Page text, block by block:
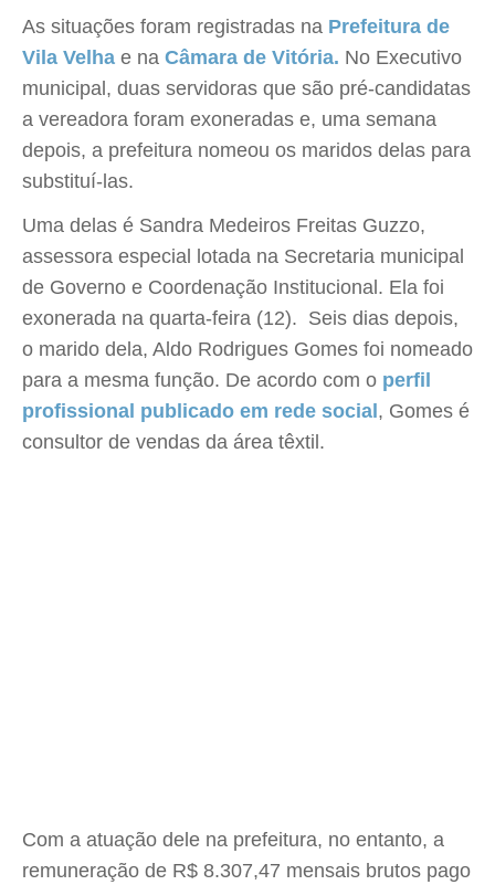
As situações foram registradas na Prefeitura de
Vila Velha e na Câmara de Vitória. No Executivo
municipal, duas servidoras que são pré-candidatas
a vereadora foram exoneradas e, uma semana
depois, a prefeitura nomeou os maridos delas para
substituí-las.
Uma delas é Sandra Medeiros Freitas Guzzo,
assessora especial lotada na Secretaria municipal
de Governo e Coordenação Institucional. Ela foi
exonerada na quarta-feira (12). Seis dias depois,
o marido dela, Aldo Rodrigues Gomes foi nomeado
para a mesma função. De acordo com o perfil
profissional publicado em rede social , Gomes é
consultor de vendas da área têxtil.
Com a atuação dele na prefeitura, no entanto, a
remuneração de R$ 8.307,47 mensais brutos pago